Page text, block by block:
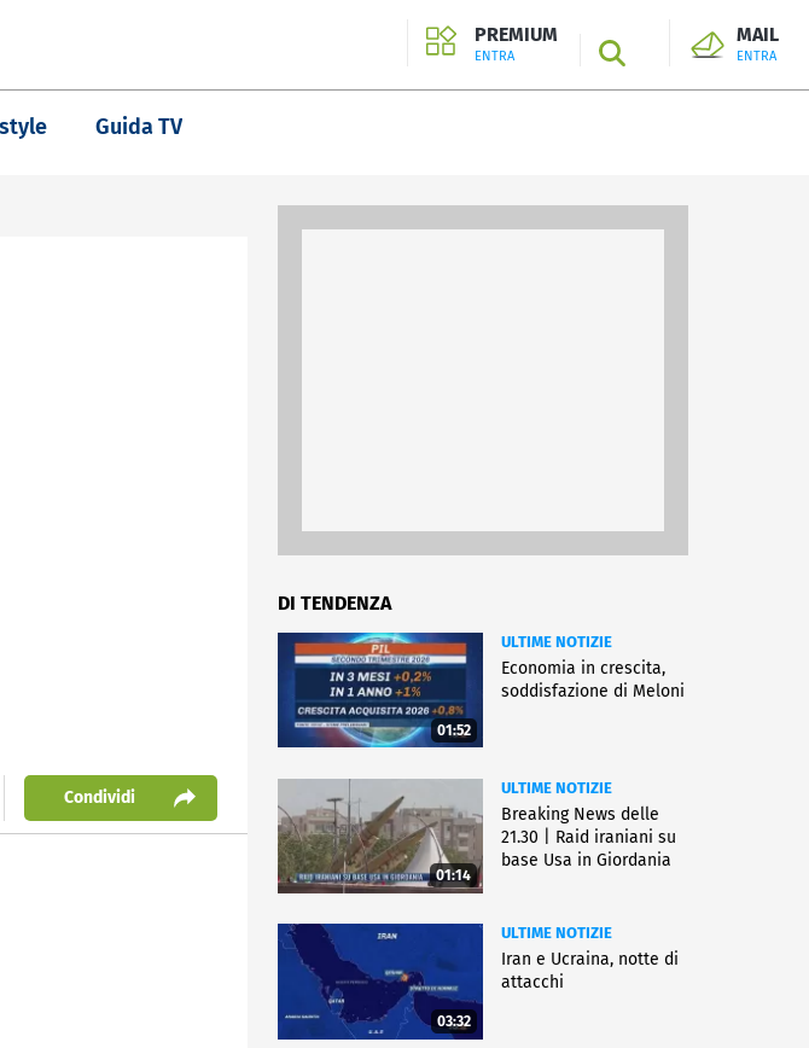
PREMIUM
ENTRA SEARCH
MAIL
ENTRA
Guida TV
Condividi
DI TENDENZA
01:52
ULTIME NOTIZIE
Economia in crescita,
soddisfazione di Meloni
01:14
ULTIME NOTIZIE
Breaking News delle
21.30 | Raid iraniani su
base Usa in Giordania
03:32
ULTIME NOTIZIE
Iran e Ucraina, notte di
attacchi